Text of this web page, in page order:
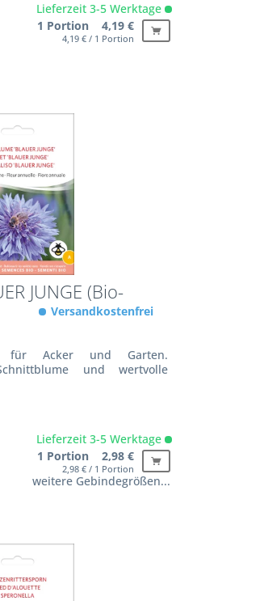
Lieferzeit 3-5 Werktage
1 Portion 4,19 €
4,19 € / 1 Portion
JUNGE (Bio-
für Acker und Garten.
und wertvolle
Versandkostenfrei
Lieferzeit 3-5 Werktage
1 Portion 2,98 €
2,98 € / 1 Portion
weitere Gebindegrößen...